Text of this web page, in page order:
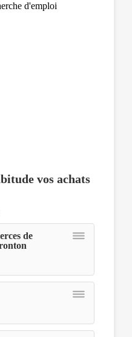
d'emploi
vos achats
de